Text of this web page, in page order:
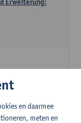
en daarmee
meten en